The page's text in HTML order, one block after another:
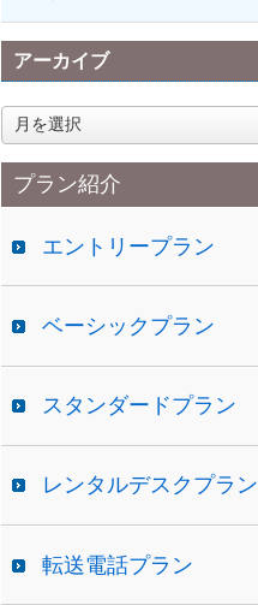
アーカイブ
ア
ー
カ
イプラン紹介
エントリープラン
ベーシックプラン
スタンダードプラン
レンタルデスクプラン
転送電話プラン